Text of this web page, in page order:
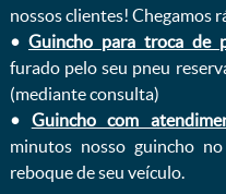
nossos clientes! Chegamos
• Guincho para troca de
furado pelo seu pneu
(mediante consulta)
• Guincho com
minutos nosso guincho
reboque de seu veículo.